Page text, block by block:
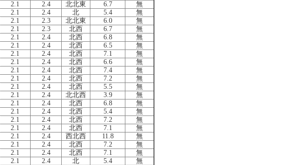
2.1 2.4 北北東 6.7
無
2.1 2.4 北 5.4
無
2.1 2.3 北北東 6.0
無
2.1 2.3 北西 6.7
無
2.1 2.4 北西 6.8
無
2.1 2.4 北西 6.5
無
2.1 2.4 北西 7.1
無
2.1 2.4 北西 6.6
無
2.1 2.4 北西 7.4
無
2.1 2.4 北西 7.2
無
2.1 2.4 北西 5.5
無
2.1 2.4 北北西 3.9
無
2.1 2.4 北西 6.8
無
2.1 2.4 北西 5.4
無
2.1 2.4 北西 7.2
無
2.1 2.4 北西 7.1
無
2.1 2.4 西北西 11.8
無
2.1 2.4 北西 7.2
無
2.1 2.4 北西 7.1
無
2.1 2.4 北 5.4
無